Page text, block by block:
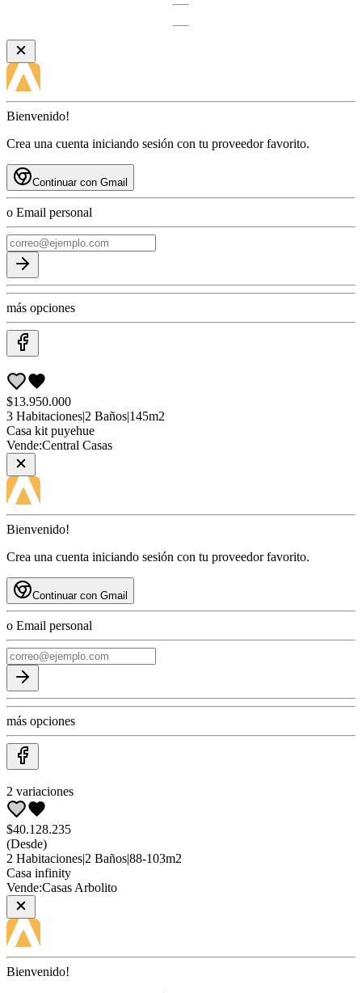
Bienvenido!
Crea una cuenta iniciando sesión con tu proveedor favorito.
Continuar con Gmail
o Email personal
más opciones
$13.950.000
3 Habitaciones|2 Baños|145m2
Casa kit puyehue
Vende:Central Casas
Bienvenido!
Crea una cuenta iniciando sesión con tu proveedor favorito.
Continuar con Gmail
o Email personal
más opciones
2 variaciones
$40.128.235
(Desde)
2 Habitaciones|2 Baños|88-103m2
Casa infinity
Vende:Casas Arbolito
Bienvenido!